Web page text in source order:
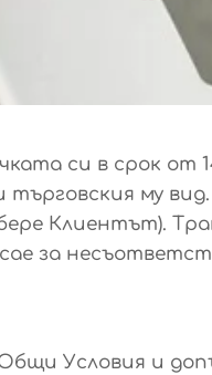
си в срок от
му
Клиентът).
за
Условия и